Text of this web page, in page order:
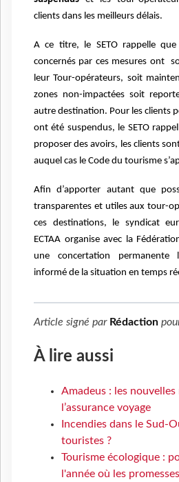
clients dans les meilleurs délais.
A ce titre, le SETO rappelle
concernés par ces mesures ont
leur Tour-opérateurs, soit
zones non-impactées soit
autre destination. Pour les clients
ont été suspendus, le SETO
proposer desavoirs, les clients
auquel cas le Code du tourisme
Afin d’apporter autant que
transparentes et utiles aux tour-
ces destinations, le syndicat
ECTAA organise avec la
une concertation permanente
informé de la situation en temps
Article signé par Rédaction
À lire aussi
Amadeus : les nouvelles
l’assurance voyage
Incendies dans le Sud-
touristes ?
Tourisme écologique :
l'année où les